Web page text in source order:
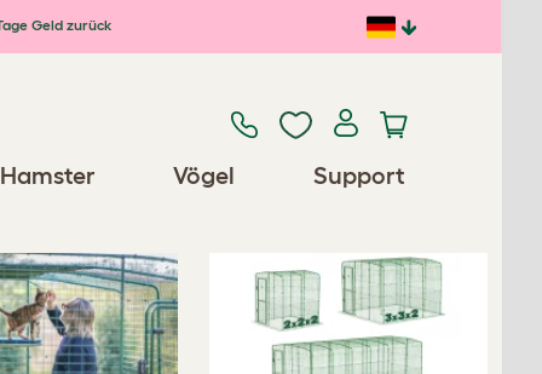
Geld zurück
Hamster Vögel Support